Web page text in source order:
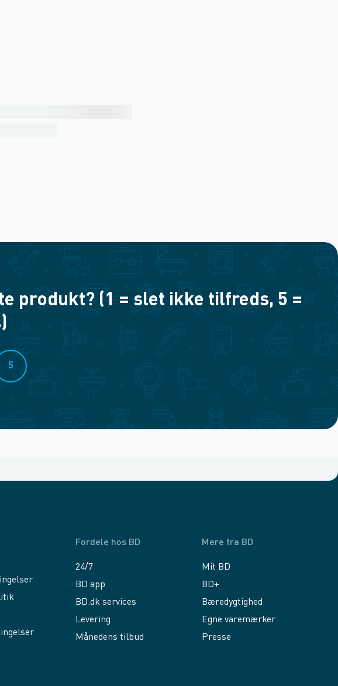
produkt? (1 = slet ikke tilfreds, 5 =
5
Fordele hos BD
24/7
BD app
BD.dk services
Levering
Månedens tilbud
Mere fra BD
Mit BD
BD+
Bæredygtighed
Egne varemærker
Presse